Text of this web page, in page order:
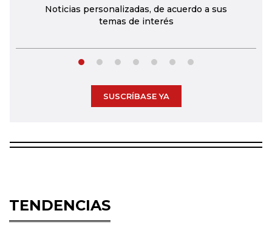
Noticias personalizadas, de acuerdo a sus
temas de interés
SUSCRÍBASE YA
TENDENCIAS